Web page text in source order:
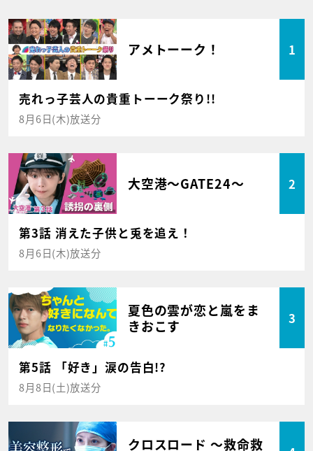
アメトーーク！ 1
売れっ子芸人の貴重トーーク祭り!!
8月6日(木)放送分
大空港～GATE24～ 2
第3話 消えた子供と兎を追え！
8月6日(木)放送分
夏色の雲が恋と嵐をま
きおこす
3
第5話 「好き」涙の告白!?
8月8日(土)放送分
クロスロード ～救命救